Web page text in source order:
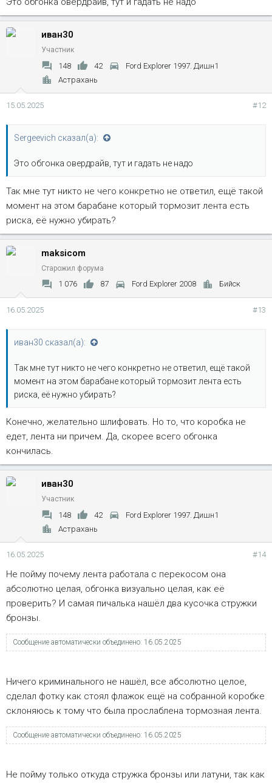
иван30
Участник
148 42
Ford Explorer 1997. Дишн1
Астрахань
15.05.2025 #12
Sergeevich сказал(а):
Это обгонка овердрайв, тут и гадать не надо
Так мне тут никто не чего конкретно не ответил, ещё такой
момент на этом барабане который тормозит лента есть
риска, её нужно убирать?
maksicom
Старожил форума
1 076 87 Ford Explorer 2008 Бийск
16.05.2025 #13
иван30 сказал(а):
Так мне тут никто не чего конкретно не ответил, ещё такой
момент на этом барабане который тормозит лента есть
риска, её нужно убирать?
Конечно, желательно шлифовать. Но то, что коробка не
едет, лента ни причем. Да, скорее всего обгонка
кончилась.
иван30
Участник
148 42
Ford Explorer 1997. Дишн1
Астрахань
16.05.2025 #14
Не пойму почему лента работала с перекосом она
абсолютно целая, обгонка визуально целая, как её
проверить? И самая пичалька нашёл два кусочка стружки
бронзы.
Сообщение автоматически объединено: 16.05.2025
Ничего криминального не нашёл, все абсолютно целое,
сделал фотку как стоял флажок ещё на собранной коробке
склоняюсь к тому что была прослаблена тормозная лента.
Сообщение автоматически объединено: 16.05.2025
Не пойму только откуда стружка бронзы или латуни, так как